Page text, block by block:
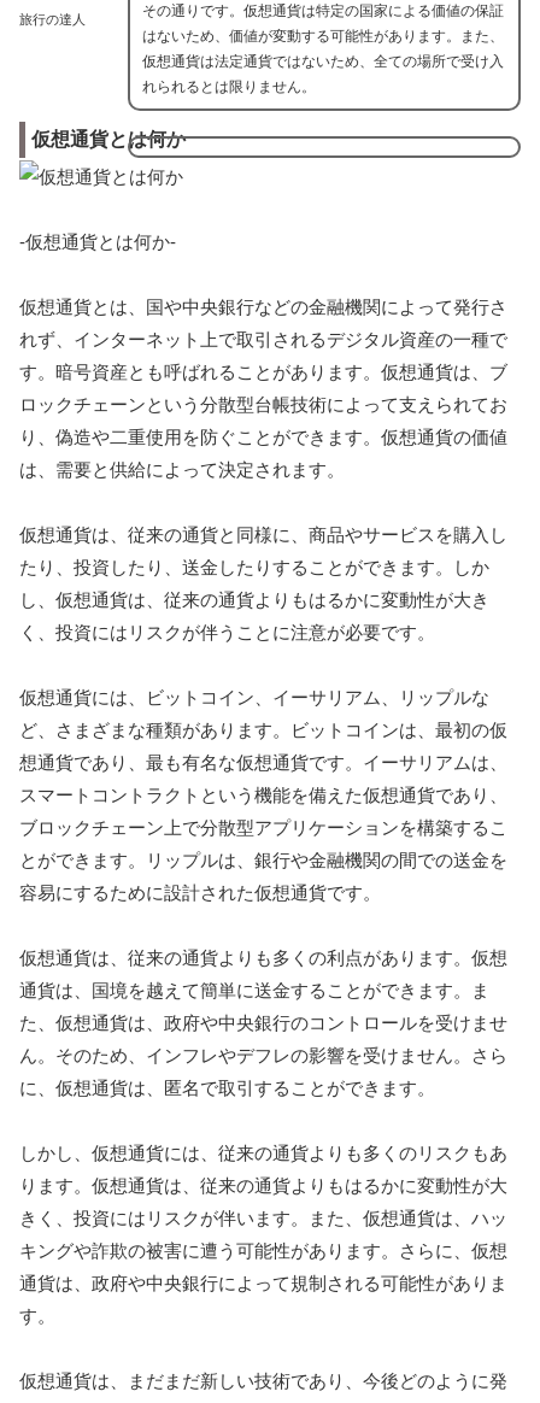
旅行の達人
その通りです。仮想通貨は特定の国家による価値の保証
はないため、価値が変動する可能性があります。また、
仮想通貨は法定通貨ではないため、全ての場所で受け入
れられるとは限りません。
仮想通貨とは何か
-仮想通貨とは何か-
仮想通貨とは、国や中央銀行などの金融機関によって発行さ
れず、インターネット上で取引されるデジタル資産の一種で
す。暗号資産とも呼ばれることがあります。仮想通貨は、ブ
ロックチェーンという分散型台帳技術によって支えられてお
り、偽造や二重使用を防ぐことができます。仮想通貨の価値
は、需要と供給によって決定されます。
仮想通貨は、従来の通貨と同様に、商品やサービスを購入し
たり、投資したり、送金したりすることができます。しか
し、仮想通貨は、従来の通貨よりもはるかに変動性が大き
く、投資にはリスクが伴うことに注意が必要です。
仮想通貨には、ビットコイン、イーサリアム、リップルな
ど、さまざまな種類があります。ビットコインは、最初の仮
想通貨であり、最も有名な仮想通貨です。イーサリアムは、
スマートコントラクトという機能を備えた仮想通貨であり、
ブロックチェーン上で分散型アプリケーションを構築するこ
とができます。リップルは、銀行や金融機関の間での送金を
容易にするために設計された仮想通貨です。
仮想通貨は、従来の通貨よりも多くの利点があります。仮想
通貨は、国境を越えて簡単に送金することができます。ま
た、仮想通貨は、政府や中央銀行のコントロールを受けませ
ん。そのため、インフレやデフレの影響を受けません。さら
に、仮想通貨は、匿名で取引することができます。
しかし、仮想通貨には、従来の通貨よりも多くのリスクもあ
ります。仮想通貨は、従来の通貨よりもはるかに変動性が大
きく、投資にはリスクが伴います。また、仮想通貨は、ハッ
キングや詐欺の被害に遭う可能性があります。さらに、仮想
通貨は、政府や中央銀行によって規制される可能性がありま
す。
仮想通貨は、まだまだ新しい技術であり、今後どのように発